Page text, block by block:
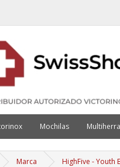
Mochilas
Marca HighFive - Youth